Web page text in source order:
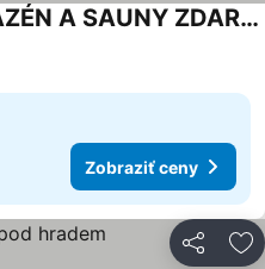
YURA hotel Čeladná BAZÉN A SAUNY ZDARMA
Zobraziť ceny
Zdieľať